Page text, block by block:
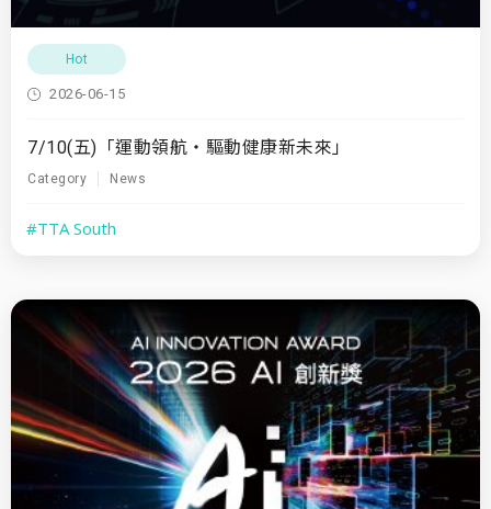
Hot
2026-06-15
7/10(五)「運動領航・驅動健康新未來」
Category News
#TTA South